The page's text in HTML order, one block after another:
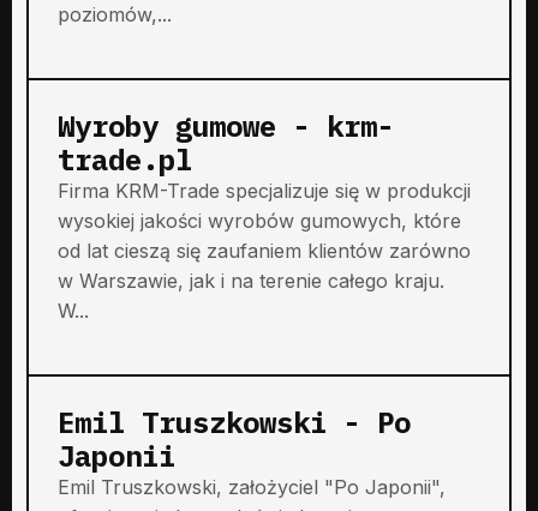
poziomów,...
Wyroby gumowe - krm-
trade.pl
Firma KRM-Trade specjalizuje się w produkcji
wysokiej jakości wyrobów gumowych, które
od lat cieszą się zaufaniem klientów zarówno
w Warszawie, jak i na terenie całego kraju.
W...
Emil Truszkowski - Po
Japonii
Emil Truszkowski, założyciel "Po Japonii",